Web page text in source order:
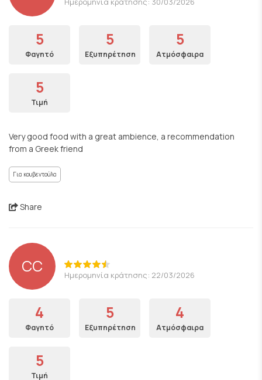
5
Φαγητό
5
Εξυπηρέτηση
5
Ατμόσφαιρα
5
Τιμή
Very good food with a great ambience, a recommendation
from a Greek friend
Για κουβεντούλα
Share
CC Ημερομηνία κράτησης: 22/03/2026
4
Φαγητό
5
Εξυπηρέτηση
4
Ατμόσφαιρα
5
Τιμή